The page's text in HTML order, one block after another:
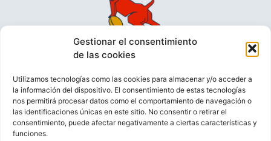
Gestionar el consentimiento
de las cookies
Utilizamos tecnologías como las cookies para almacenar y/o acceder a
la información del dispositivo. El consentimiento de estas tecnologías
nos permitirá procesar datos como el comportamiento de navegación o
las identificaciones únicas en este sitio. No consentir o retirar el
consentimiento, puede afectar negativamente a ciertas características y
funciones.